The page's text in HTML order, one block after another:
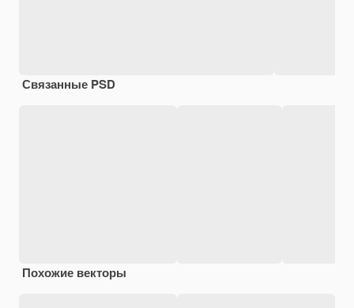
Связанные PSD
Похожие векторы